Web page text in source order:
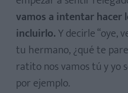
vamos a intentar hacer
incluirlo.Y decirle “oye,
tu hermano, ¿qué te
ratito nos vamos tú y yo
por ejemplo.